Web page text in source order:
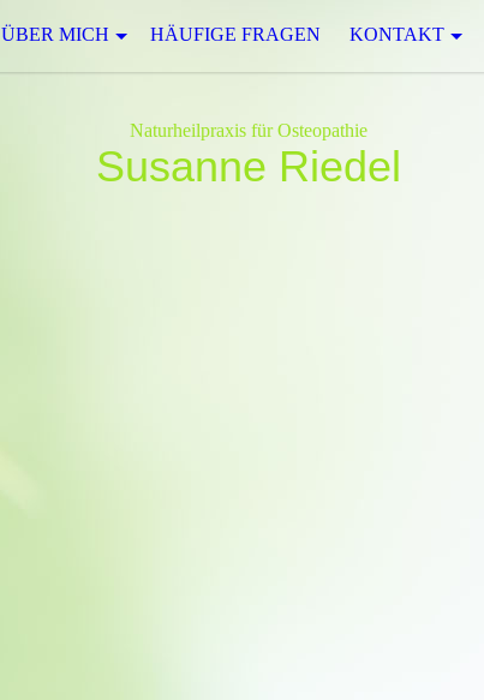
ÜBER MICH HÄUFIGE FRAGEN KONTAKT
Naturheilpraxis für Osteopathie
Susanne Riedel